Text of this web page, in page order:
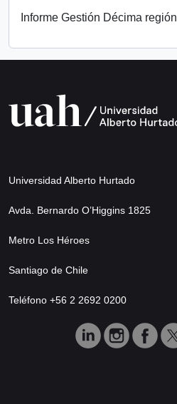
Informe Gestión Décima región
Universidad Alberto Hurtado
Avda. Bernardo O’Higgins 1825
Metro Los Héroes
Santiago de Chile
Teléfono +56 2 2692 0200